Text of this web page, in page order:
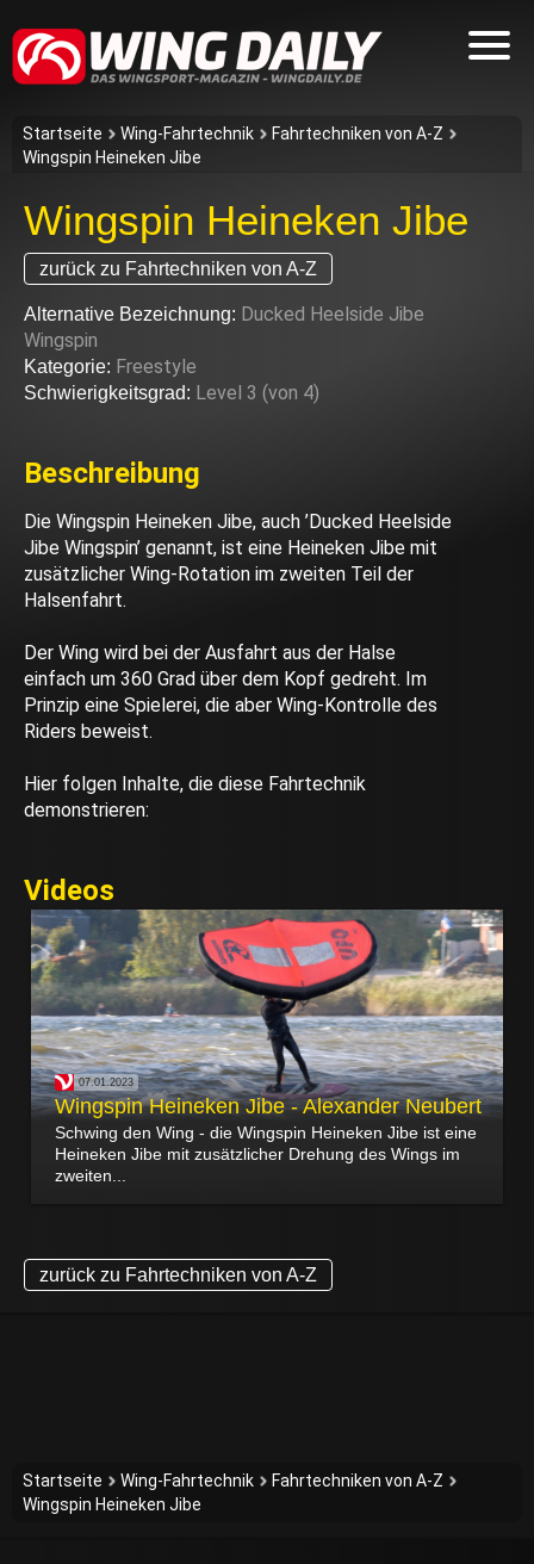
Startseite Wing-Fahrtechnik
Fahrtechniken von A-Z
Wingspin Heineken Jibe
Wingspin Heineken Jibe
zurück zu Fahrtechniken von A-Z
Alternative Bezeichnung: Ducked Heelside Jibe
Wingspin
Kategorie: Freestyle
Schwierigkeitsgrad: Level 3 (von 4)
Beschreibung
Die Wingspin Heineken Jibe, auch ’Ducked Heelside
Jibe Wingspin’ genannt, ist eine Heineken Jibe mit
zusätzlicher Wing-Rotation im zweiten Teil der
Halsenfahrt.
Der Wing wird bei der Ausfahrt aus der Halse
einfach um 360 Grad über dem Kopf gedreht. Im
Prinzip eine Spielerei, die aber Wing-Kontrolle des
Riders beweist.
Hier folgen Inhalte, die diese Fahrtechnik
demonstrieren:
Videos
07.01.2023
Wingspin Heineken Jibe - Alexander Neubert
Schwing den Wing - die Wingspin Heineken Jibe ist eine
Heineken Jibe mit zusätzlicher Drehung des Wings im
zweiten...
zurück zu Fahrtechniken von A-Z
Startseite Wing-Fahrtechnik
Fahrtechniken von A-Z
Wingspin Heineken Jibe